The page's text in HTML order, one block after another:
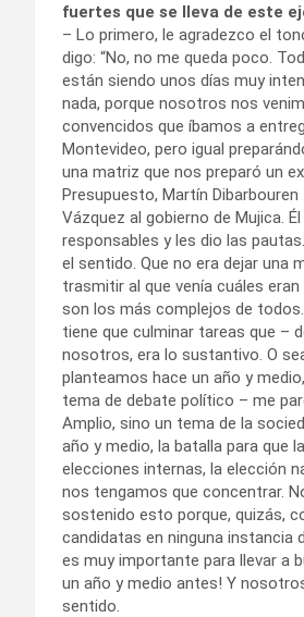
fuertes que se lleva de este
– Lo primero, le agradezco el
digo: “No, no me queda poco.
están siendo unos días muy
nada, porque nosotros nos
convencidos que íbamos a
Montevideo, pero igual
una matriz que nos preparó un
Presupuesto, Martín
Vázquez al gobierno de Mujica.
responsables y les dio las
el sentido. Que no era dejar una
trasmitir al que venía cuáles
son los más complejos de
tiene que culminar tareas que –
nosotros, era lo sustantivo. O
planteamos hace un año y
tema de debate político – me
Amplio, sino un tema de la
año y medio, la batalla para que
elecciones internas, la elección
nos tengamos que concentrar.
sostenido esto porque, quizás,
candidatas en ninguna instancia
es muy importante para llevar a
un año y medio antes! Y
sentido.